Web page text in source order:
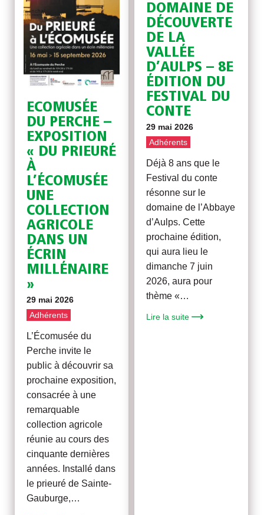
ECOMUSÉE
DU PERCHE –
EXPOSITION
« DU PRIEURÉ
À
L’ÉCOMUSÉE
UNE
COLLECTION
AGRICOLE
DANS UN
ÉCRIN
MILLÉNAIRE
»
29 mai 2026
Adhérents
L’Écomusée du
Perche invite le
public à découvrir sa
prochaine exposition,
consacrée à une
remarquable
collection agricole
réunie au cours des
cinquante dernières
années. Installé dans
le prieuré de Sainte-
Gauburge,…
DOMAINE DE
DÉCOUVERTE
DE LA
VALLÉE
D’AULPS – 8E
ÉDITION DU
FESTIVAL DU
CONTE
29 mai 2026
Adhérents
Déjà 8 ans que le
Festival du conte
résonne sur le
domaine de l’Abbaye
d’Aulps. Cette
prochaine édition,
qui aura lieu le
dimanche 7 juin
2026, aura pour
thème «…
Lire la suite